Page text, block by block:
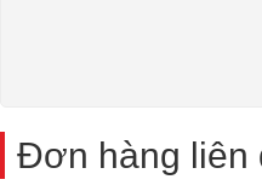
Đơn hàng liên